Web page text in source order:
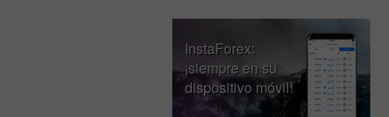
InstaForex:
¡siempre en su
dispositivo móvil!